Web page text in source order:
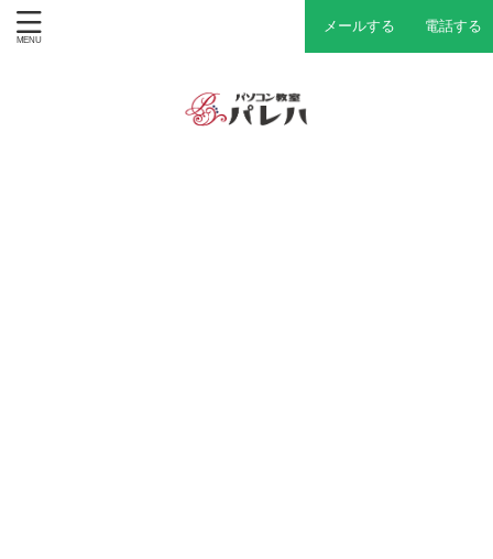
メールする 電話する